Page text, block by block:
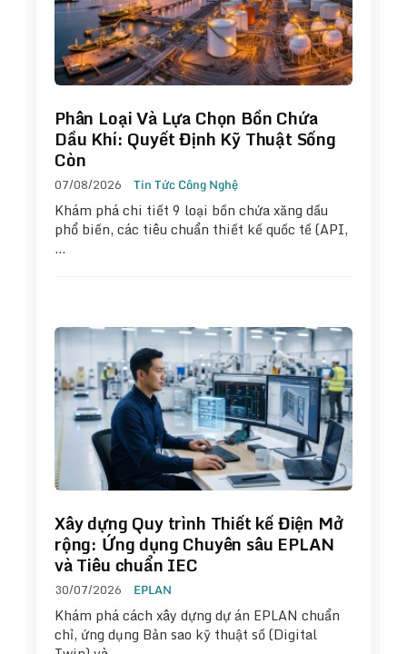
Phân Loại Và Lựa Chọn Bồn Chứa
Dầu Khí: Quyết Định Kỹ Thuật Sống
Còn
07/08/2026 Tin Tức Công Nghệ
Khám phá chi tiết 9 loại bồn chứa xăng dầu
phổ biến, các tiêu chuẩn thiết kế quốc tế (API,
…
Xây dựng Quy trình Thiết kế Điện Mở
rộng: Ứng dụng Chuyên sâu EPLAN
và Tiêu chuẩn IEC
30/07/2026 EPLAN
Khám phá cách xây dựng dự án EPLAN chuẩn
chỉ, ứng dụng Bản sao kỹ thuật số (Digital